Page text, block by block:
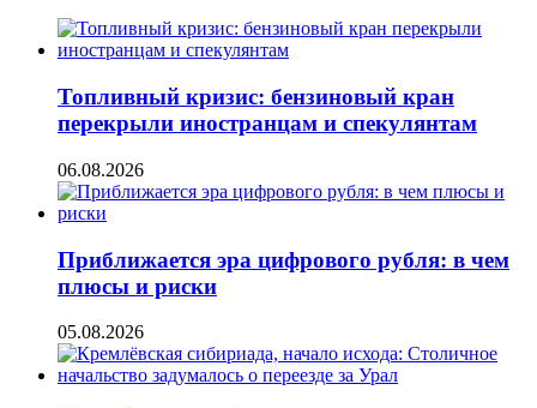
Топливный кризис: бензиновый кран
перекрыли иностранцам и спекулянтам
06.08.2026
Приближается эра цифрового рубля: в чем
плюсы и риски
05.08.2026